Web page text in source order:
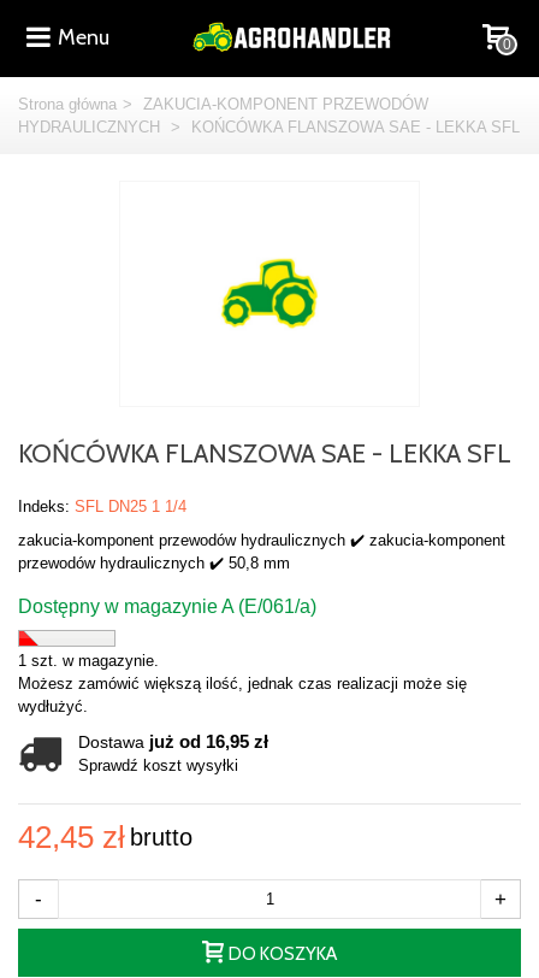
Menu 0
Strona główna >
ZAKUCIA-KOMPONENT PRZEWODÓW
HYDRAULICZNYCH
> KOŃCÓWKA FLANSZOWA SAE - LEKKA SFL
KOŃCÓWKA FLANSZOWA SAE - LEKKA SFL
Indeks: SFL DN25 1 1/4
zakucia-komponent przewodów hydraulicznych ✔️ zakucia-komponent
przewodów hydraulicznych ✔️ 50,8 mm
Dostępny w magazynie A (E/061/a)
1 szt. w magazynie.
Możesz zamówić większą ilość, jednak czas realizacji może się
wydłużyć.
Dostawa już od 16,95 zł
Sprawdź koszt wysyłki
42,45 zł brutto
- +
DO KOSZYKA